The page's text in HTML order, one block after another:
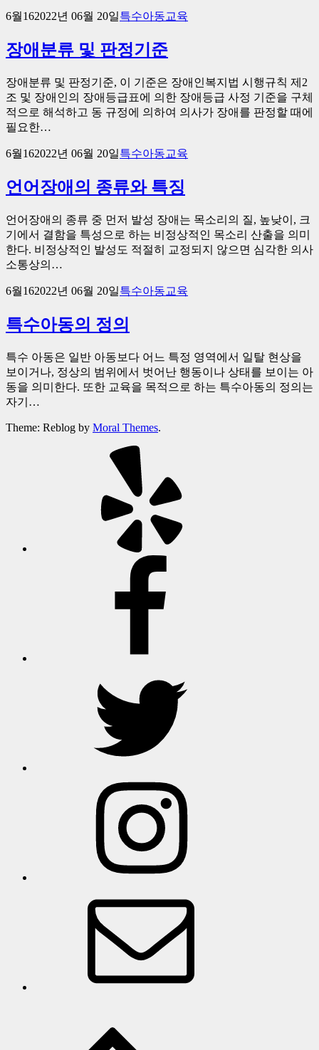
6월162022년 06월 20일특수아동교육
장애분류 및 판정기준
장애분류 및 판정기준, 이 기준은 장애인복지법 시행규칙 제2
조 및 장애인의 장애등급표에 의한 장애등급 사정 기준을 구체
적으로 해석하고 동 규정에 의하여 의사가 장애를 판정할 때에
필요한…
6월162022년 06월 20일특수아동교육
언어장애의 종류와 특징
언어장애의 종류 중 먼저 발성 장애는 목소리의 질, 높낮이, 크
기에서 결함을 특성으로 하는 비정상적인 목소리 산출을 의미
한다. 비정상적인 발성도 적절히 교정되지 않으면 심각한 의사
소통상의…
6월162022년 06월 20일특수아동교육
특수아동의 정의
특수 아동은 일반 아동보다 어느 특정 영역에서 일탈 현상을
보이거나, 정상의 범위에서 벗어난 행동이나 상태를 보이는 아
동을 의미한다. 또한 교육을 목적으로 하는 특수아동의 정의는
자기…
Theme: Reblog by Moral Themes.